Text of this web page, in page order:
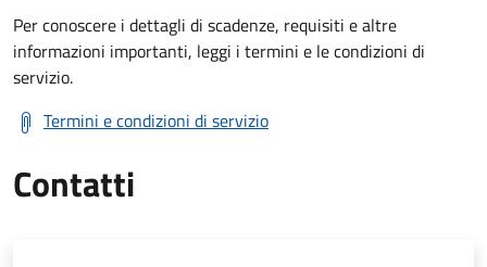
Per conoscere i dettagli di scadenze, requisiti e altre
informazioni importanti, leggi i termini e le condizioni di
servizio.
Termini e condizioni di servizio
Contatti